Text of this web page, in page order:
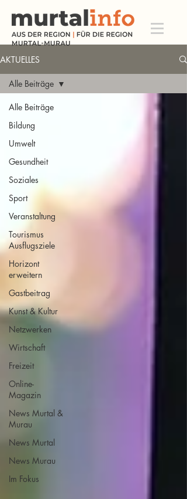
AKTUELLES
Alle Beiträge
Bildung
Umwelt
Gesundheit
Soziales
Sport
Veranstaltung
Tourismus
Ausflugsziele
Horizont
erweitern
Gastbeitrag
Kunst & Kultur
Netzwerken
Wirtschaft
Freizeit
Online-
Magazin
News Murtal &
Murau
News Murtal
News Murau
Im Fokus
Alle Beiträge